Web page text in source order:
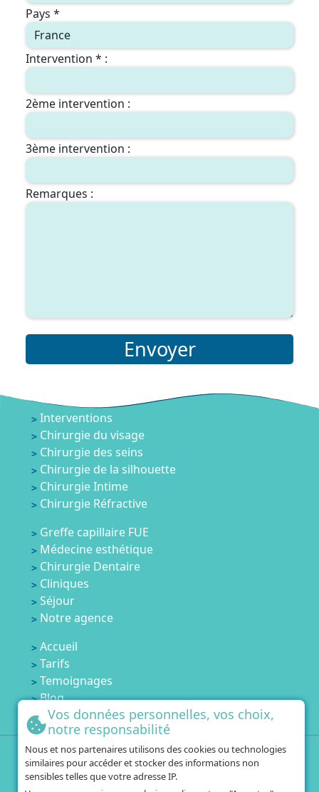
Pays *
Intervention * :
2ème intervention :
3ème intervention :
Remarques :
Envoyer
Interventions
Chirurgie du visage
Chirurgie des seins
Chirurgie de la silhouette
Chirurgie Intime
Chirurgie Réfractive
Greffe capillaire FUE
Médecine esthétique
Chirurgie Dentaire
Cliniques
Séjour
Notre agence
Accueil
Tarifs
Temoignages
Blog
Contactez-nous
+33 1 84 80 60 67
+216 25 751 554
Vos données personnelles, vos choix,
notre responsabilité
Nous et nos partenaires utilisons des cookies ou technologies
similaires pour accéder et stocker des informations non
sensibles telles que votre adresse IP.